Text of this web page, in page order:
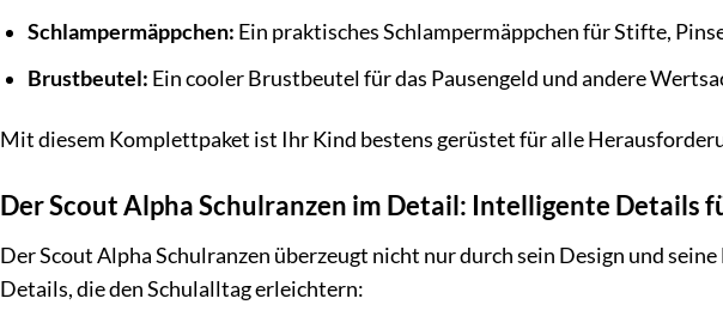
Schlampermäppchen: Ein praktisches Schlampermäppchen für Stifte,
Brustbeutel: Ein cooler Brustbeutel für das Pausengeld und andere
Mit diesem Komplettpaket ist Ihr Kind bestens gerüstet für alle
Der Scout Alpha Schulranzen im Detail: Intelligente Details
Der Scout Alpha Schulranzen überzeugt nicht nur durch sein Design und
Details, die den Schulalltag erleichtern: